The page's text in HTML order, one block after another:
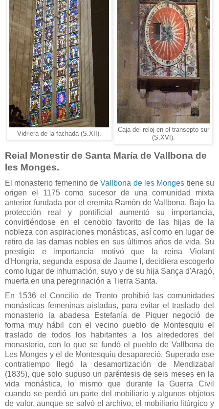
Vidriera de la fachada (S.XII).
Caja del reloj en el transepto sur
(S.XVI).
Reial Monestir de Santa María de Vallbona de
les Monges.
El monasterio femenino deVallbona de les Monges tiene su
origen el 1175 como sucesor de una comunidad mixta
anterior fundada por el eremita Ramón de Vallbona. Bajo la
protección real y pontificial aumentó su importancia,
convirtiéndose en el cenobio favorito de las hijas de la
nobleza con aspiraciones monásticas, así como en lugar de
retiro de las damas nobles en sus últimos años de vida. Su
prestigio e importancia motivó que la reina Violant
d'Hongría, segunda esposa de Jaume I, decidiera escogerlo
como lugar de inhumación, suyo y de su hija Sança d'Aragó,
muerta en una peregrinación a Tierra Santa.
En 1536 el Concilio de Trento prohibió las comunidades
monásticas femeninas aisladas, para evitar el traslado del
monasterio la abadesa Estefanía de Piquer negoció de
forma muy hábil con el vecino pueblo de Montesquiu el
traslado de todos los habitantes a los alrededores del
monasterio, con lo que se fundó el pueblo de Vallbona de
Les Monges y el de Montesquiu desapareció. Superado ese
contratiempo llegó la desamortización de Mendizabal
(1835), que solo supuso un paréntesis de seis meses en la
vida monástica, lo mismo que durante la Guerra Civil
cuando se perdió un parte del mobiliario y algunos objetos
de valor, aunque se salvó el archivo, el mobiliario litúrgico y